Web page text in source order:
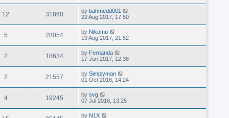
12 31860 by bahmedd001
22 Aug 2017, 17:50
5 28054 by Nikomo
19 Aug 2017, 21:52
2 18634 by Fernanda
17 Jun 2017, 12:38
2 21557 by Simplyman
01 Oct 2016, 14:24
4 19245 by svg
07 Jul 2016, 13:25
by N1X